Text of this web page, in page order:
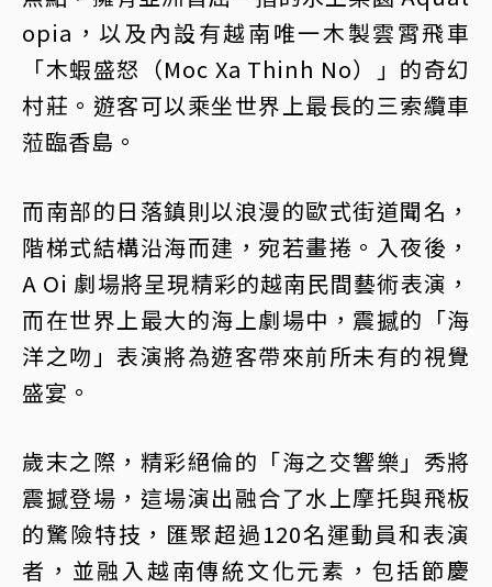
opia，以及內設有越南唯一木製雲霄飛車
「木蝦盛怒（Moc Xa Thinh No）」的奇幻
村莊。遊客可以乘坐世界上最長的三索纜車
蒞臨香島。
而南部的日落鎮則以浪漫的歐式街道聞名，
階梯式結構沿海而建，宛若畫捲。入夜後，
A Oi 劇場將呈現精彩的越南民間藝術表演，
而在世界上最大的海上劇場中，震撼的「海
洋之吻」表演將為遊客帶來前所未有的視覺
盛宴。
歲末之際，精彩絕倫的「海之交響樂」秀將
震撼登場，這場演出融合了水上摩托與飛板
的驚險特技，匯聚超過120名運動員和表演
者，並融入越南傳統文化元素，包括節慶